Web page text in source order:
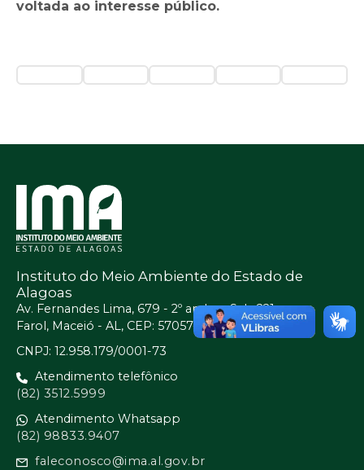
voltada ao interesse público.
Instituto do Meio Ambiente do Estado de
Alagoas
Av. Fernandes Lima, 679 - 2º andar - Sala 221
Farol, Maceió - AL, CEP: 57057-450
CNPJ: 12.958.179/0001-73
Atendimento telefônico
(82) 3512.5999
Atendimento Whatsapp
(82) 98833.9407
faleconosco@ima.al.gov.br